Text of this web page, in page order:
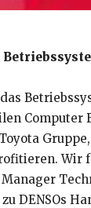
Computer
Wir
DENSOs